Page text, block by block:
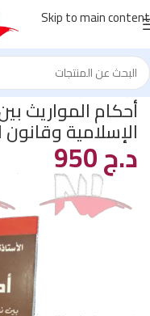
Skip to main content
الرئيسية/غير مصنف
أحكام المواريث
الإسلامية وقانون
د.ج